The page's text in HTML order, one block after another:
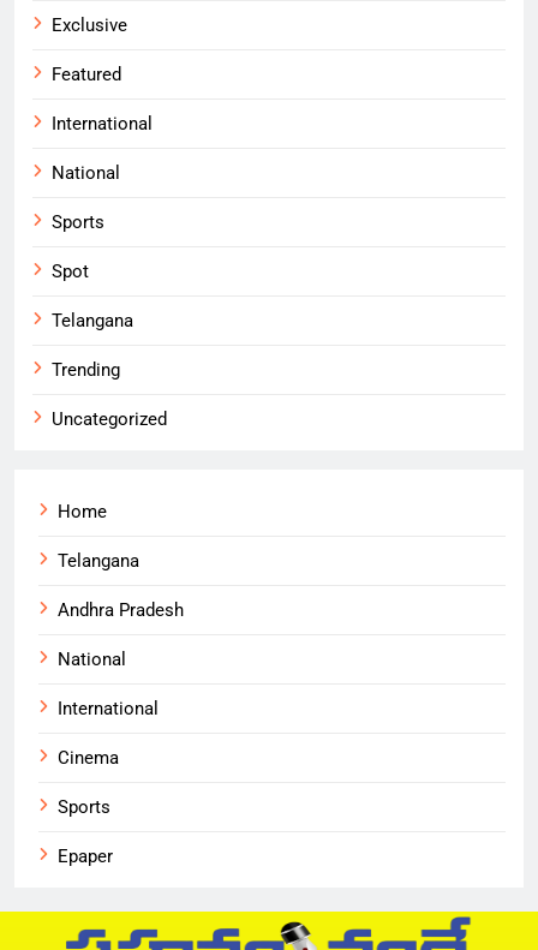
Exclusive
Featured
International
National
Sports
Spot
Telangana
Trending
Uncategorized
Home
Telangana
Andhra Pradesh
National
International
Cinema
Sports
Epaper